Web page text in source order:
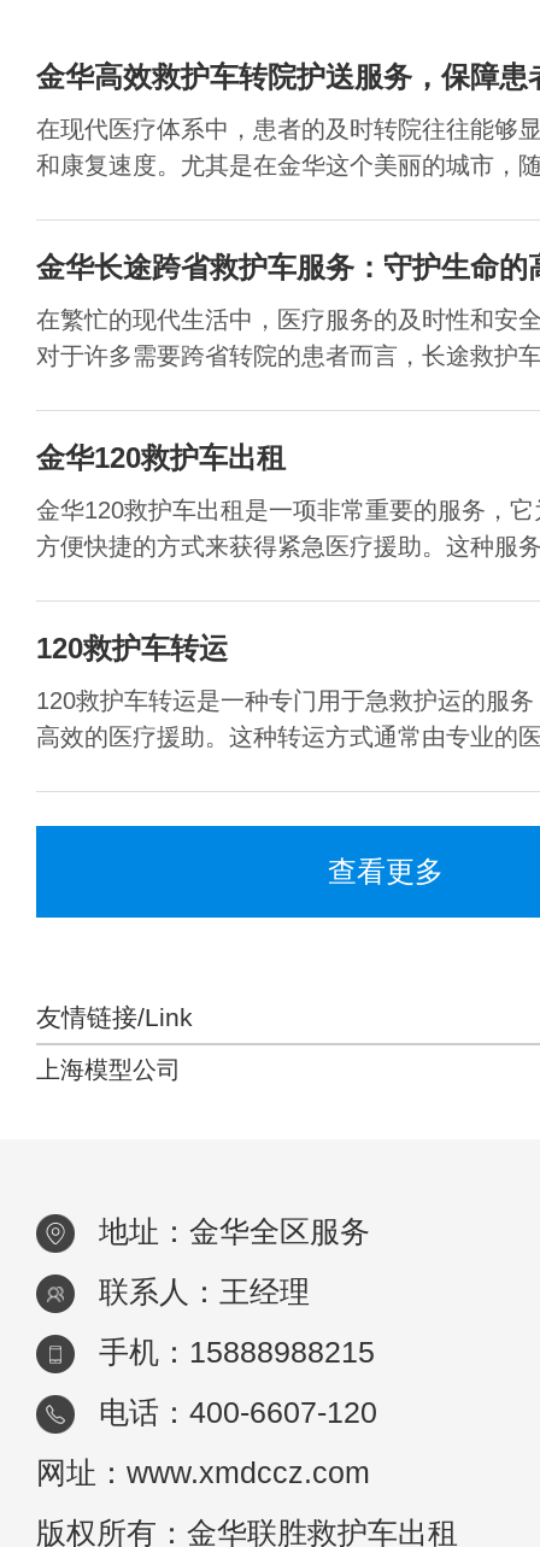
金华高效救护车转院护送服务，保障患
在现代医疗体系中，患者的及时转院往往能够
和康复速度。尤其是在金华这个美丽的城市，
金华长途跨省救护车服务：守护生命的
在繁忙的现代生活中，医疗服务的及时性和安
对于许多需要跨省转院的患者而言，长途救护
金华120救护车出租
金华120救护车出租是一项非常重要的服务，
方便快捷的方式来获得紧急医疗援助。这种服
120救护车转运
120救护车转运是一种专门用于急救护运的服
高效的医疗援助。这种转运方式通常由专业的
查看更多
友情链接/Link
上海模型公司
地址：金华全区服务
联系人：王经理
手机：15888988215
电话：400-6607-120
网址：www.xmdccz.com
版权所有：金华联胜救护车出租